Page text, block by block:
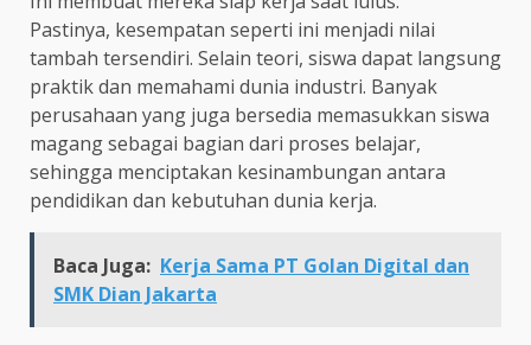
Pastinya, kesempatan seperti ini menjadi nilai
tambah tersendiri. Selain teori, siswa dapat langsung
praktik dan memahami dunia industri. Banyak
perusahaan yang juga bersedia memasukkan siswa
magang sebagai bagian dari proses belajar,
sehingga menciptakan kesinambungan antara
pendidikan dan kebutuhan dunia kerja.
Baca Juga: Kerja Sama PT Golan Digital dan
SMK Dian Jakarta